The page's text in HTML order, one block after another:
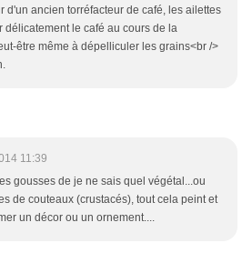
d'un ancien torréfacteur de café, les ailettes
délicatement le café au cours de la
être même à dépelliculer les grains<br />
11:39
gousses de je ne sais quel végétal...ou
de couteaux (crustacés), tout cela peint et
un décor ou un ornement....